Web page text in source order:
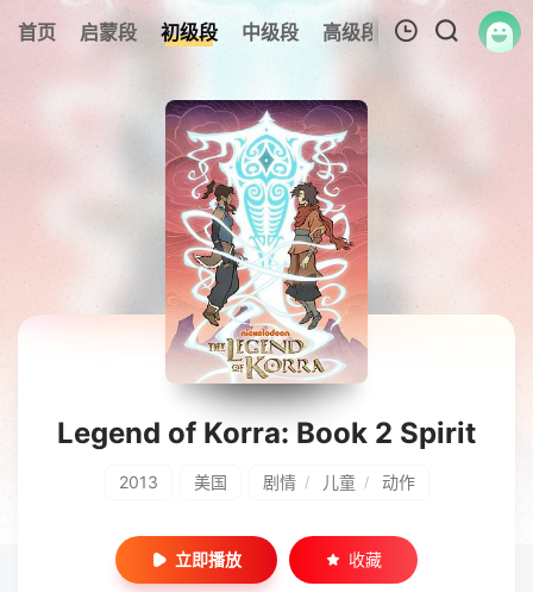
首页 启蒙段 初级段 中级段 高级段 今日更新
0
热
暂无观看影片的记录
Legend of Korra: Book 2 Spirit
2013 美国 剧情 / 儿童 / 动作
立即播放 收藏